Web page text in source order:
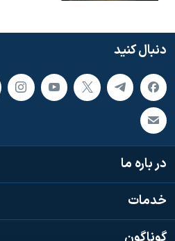
دنبال کنید
در باره ما
خدمات